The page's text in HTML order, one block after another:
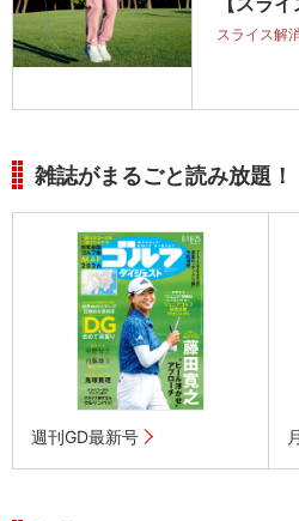
スライス解
雑誌がまるごと読み放題！
週刊GD最新号